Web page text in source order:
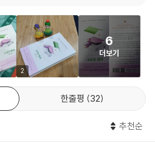
, 이것이 사회와 사회의 어른들이 소년을
는 길을 바꾸는 것이 최고의 교정·교화
지 알게 되고, 좋은 삶을 욕망하게 되었
와 관점에서 읽기 때문에 소년들이 고
다르게 다가온다. 먹고사는 일의 급급
스레 엄마를 잃고 삶이 급격하게 흔들렸
어준 적 없고, 단 한 권의 책도 읽어본 적
지 않고 집에서 라면만 먹으며 몸무게가
에서 방치되었다. 명구는 2년 만에 소년
않았다. 집에 갈 상황이 못 되어 자립생
어 사진으로조차 엄마 얼굴을 본 적이 없
게 된다.
2
6
더보기
한줄평 32
추천순